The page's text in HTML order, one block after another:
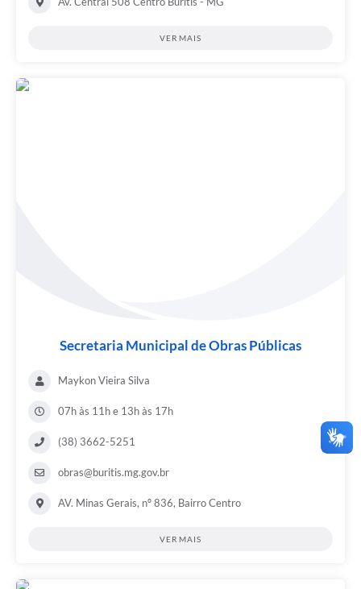
VER MAIS
Secretaria Municipal de Obras Públicas
Maykon Vieira Silva
07h às 11h e 13h às 17h
(38) 3662-5251
obras@buritis.mg.gov.br
AV. Minas Gerais, nº 836, Bairro Centro
VER MAIS